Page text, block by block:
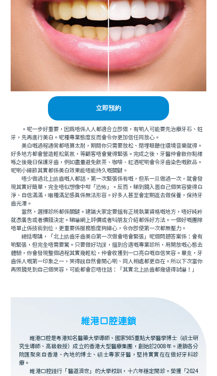
立即預約
。呢一步好重要，因爲唔係人人都適合立即做，有啲人可能要先治療牙石、蛀
牙，先再進行美白。呢種專業態度反而會令你更加信任同放心。
美白嘅過程通常都唔算太耐，期間你只需要放松、閉埋眼聽住環境音樂就得。
好多地方都會營造輕松氣氛，等顧客唔會覺得緊張。完成之後，牙醫仲會教你點樣
喺之後幾日保護牙齒，例如盡量避免飲茶、咖啡、紅酒呢啲會令牙齒染色嘅飲品。
呢啲小細節其實都係美白效果能唔能持久嘅關鍵。
唔少做過北上皓齒嘅人都話，第一次緊張係有嘅，但系一旦做過一次，就會發
現其實好簡單，完全唔似想像中咁「恐怖」。反而，睇到鏡入面自己個笑容變得白
淨、自信滿滿，嗰種滿足感真係無法形容。好多人甚至會定期返去做保養，保持牙
齒光澤。
當然，選擇診所都係關鍵。建議大家定要搵有正規執業資格嘅地方，唔好純粹
就憑廣告或者價錢決定。睇嚇網上評價或者叫朋友介紹都係好方法。一個好嘅團隊
唔單止係技術到位，更重要係服務態度夠細心，令你即使第一次都無壓力。
總括嚟講，「北上皓齒牙齒美白第一次做會唔會緊張」呢個問題答案係：會有
啲緊張，但完全唔需要驚。只要做好功課，搵到合適嘅專業診所，用開放嘅心態去
體驗，你會發現整個過程其實幾輕松，仲會收獲到一口亮白嘅自信笑容。畢竟，牙
齒係人嘅第一印象之一，笑得靓自然會開心啲、同人相處都更自在。所以下次當你
再照鏡見到自己個笑容，可能都會忍唔住話：「其實北上皓齒都幾值得試嚇！」
維港口腔連鎖
維港口腔是粵港知名醫藥大學導師、國家985重點大學醫學博士（碩士研
究生導師、高級教授）成立的香港大型醫療集團，創始於2008年。連鎖各分
院匯聚來自香港、內地的博士、碩士專家牙醫，堅持實實在在做好牙科診
療。
維港口腔踐行「醫道濟世」的大學校訓，十六年穩定開診。榮獲「2024